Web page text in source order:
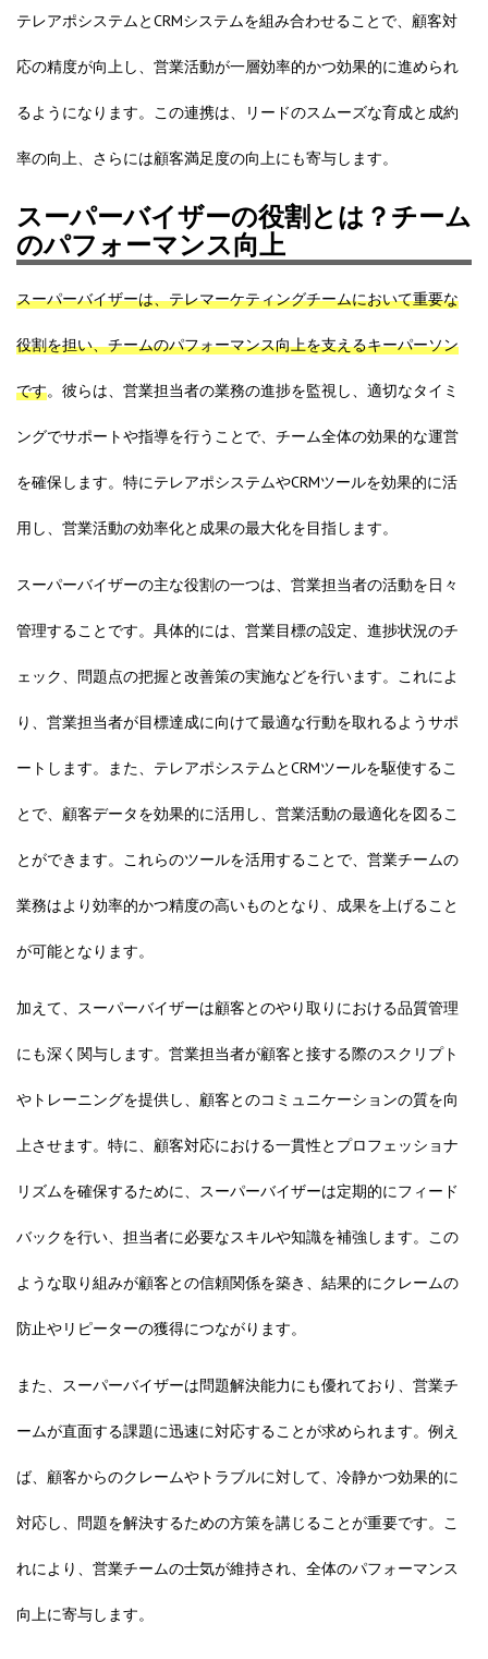
テレアポシステムとCRMシステムを組み合わせることで、顧客対
応の精度が向上し、営業活動が一層効率的かつ効果的に進められ
るようになります。この連携は、リードのスムーズな育成と成約
率の向上、さらには顧客満足度の向上にも寄与します。
スーパーバイザーの役割とは？チーム
のパフォーマンス向上
スーパーバイザーは、テレマーケティングチームにおいて重要な
役割を担い、チームのパフォーマンス向上を支えるキーパーソン
です。彼らは、営業担当者の業務の進捗を監視し、適切なタイミ
ングでサポートや指導を行うことで、チーム全体の効果的な運営
を確保します。特にテレアポシステムやCRMツールを効果的に活
用し、営業活動の効率化と成果の最大化を目指します。
スーパーバイザーの主な役割の一つは、営業担当者の活動を日々
管理することです。具体的には、営業目標の設定、進捗状況のチ
ェック、問題点の把握と改善策の実施などを行います。これによ
り、営業担当者が目標達成に向けて最適な行動を取れるようサポ
ートします。また、テレアポシステムとCRMツールを駆使するこ
とで、顧客データを効果的に活用し、営業活動の最適化を図るこ
とができます。これらのツールを活用することで、営業チームの
業務はより効率的かつ精度の高いものとなり、成果を上げること
が可能となります。
加えて、スーパーバイザーは顧客とのやり取りにおける品質管理
にも深く関与します。営業担当者が顧客と接する際のスクリプト
やトレーニングを提供し、顧客とのコミュニケーションの質を向
上させます。特に、顧客対応における一貫性とプロフェッショナ
リズムを確保するために、スーパーバイザーは定期的にフィード
バックを行い、担当者に必要なスキルや知識を補強します。この
ような取り組みが顧客との信頼関係を築き、結果的にクレームの
防止やリピーターの獲得につながります。
また、スーパーバイザーは問題解決能力にも優れており、営業チ
ームが直面する課題に迅速に対応することが求められます。例え
ば、顧客からのクレームやトラブルに対して、冷静かつ効果的に
対応し、問題を解決するための方策を講じることが重要です。こ
れにより、営業チームの士気が維持され、全体のパフォーマンス
向上に寄与します。